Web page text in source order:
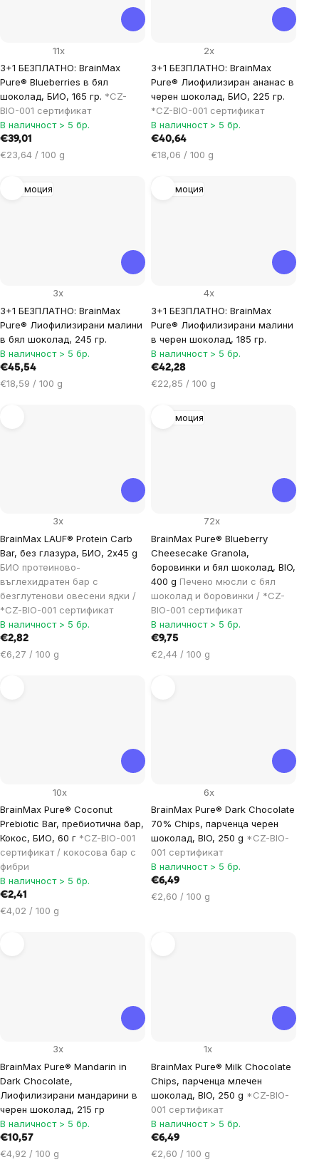
3+1 БЕЗПЛАТНО: BrainMax
Pure® Blueberries в бял
шоколад, БИО, 165 гр. *CZ-
BIO-001 сертификат
11x
В наличност > 5 бр.
€39,01
Цена
мярка:
€23,64 / 100 g
3+1 БЕЗПЛАТНО: BrainMax
Pure® Лиофилизиран ананас в
черен шоколад, БИО, 225 гр.
*CZ-BIO-001 сертификат
2x
В наличност > 5 бр.
€40,64
Цена
мярка:
€18,06 / 100 g
Промоция
3+1 БЕЗПЛАТНО: BrainMax
Pure® Лиофилизирани малини
в бял шоколад, 245 гр.
3x
В наличност > 5 бр.
€45,54
Цена
€18,59 / 100 g
Промоция
3+1 БЕЗПЛАТНО: BrainMax
Pure® Лиофилизирани малини
в черен шоколад, 185 гр.
4x
В наличност > 5 бр.
€42,28
Цена
мярка:
€22,85 / 100 g
BrainMax LAUF® Protein Carb
Bar, без глазура, БИО, 2x45 g
БИО протеиново-
въглехидратен бар с
безглутенови овесени ядки /
*CZ-BIO-001 сертификат
3x
В наличност > 5 бр.
€2,82
Цена
€6,27 / 100 g
Промоция
BrainMax Pure® Blueberry
Cheesecake Granola,
боровинки и бял шоколад, BIO,
400 g Печено мюсли с бял
шоколад и боровинки / *CZ-
BIO-001 сертификат
72x
В наличност > 5 бр.
€9,75
Цена
€2,44 / 100 g
BrainMax Pure® Coconut
Prebiotic Bar, пребиотична бар,
Кокос, БИО, 60 г *CZ-BIO-001
сертификат / кокосова бар с
фибри
10x
В наличност > 5 бр.
€2,41
Цена
€4,02 / 100 g
BrainMax Pure® Dark Chocolate
70% Chips, парченца черен
шоколад, BIO, 250 g *CZ-BIO-
001 сертификат
6x
В наличност > 5 бр.
€6,49
Цена
€2,60 / 100 g
BrainMax Pure® Mandarin in
Dark Chocolate,
Лиофилизирани мандарини в
черен шоколад, 215 гр
3x
В наличност > 5 бр.
€10,57
Цена
€4,92 / 100 g
BrainMax Pure® Milk Chocolate
Chips, парченца млечен
шоколад, BIO, 250 g *CZ-BIO-
001 сертификат
1x
В наличност > 5 бр.
€6,49
Цена
€2,60 / 100 g